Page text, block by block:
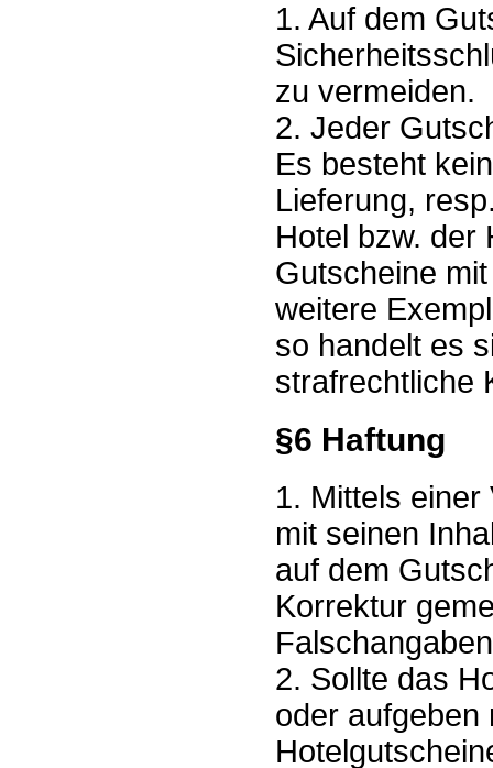
1. Auf dem
zu vermeiden.
2. Jeder
Es besteht
Lieferung,
Hotel bzw. der
Gutscheine
weitere
so handelt es
strafrechtliche
§6 Haftung
1. Mittels
mit seinen
auf dem
Korrektur
2. Sollte das
oder aufgeben